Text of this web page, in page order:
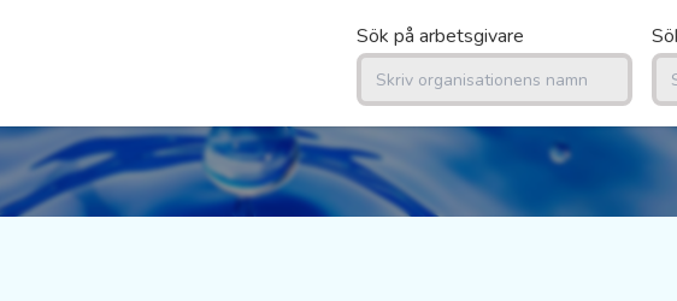
Sök på arbetsgivare